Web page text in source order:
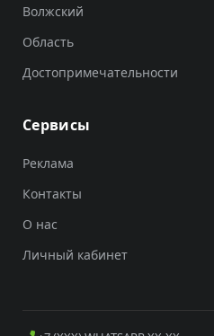
Волжский
Область
Достопримечательности
Сервисы
Реклама
Контакты
О нас
Личный кабинет